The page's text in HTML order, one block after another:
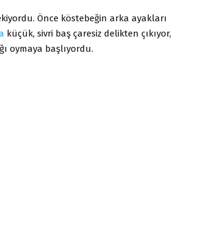
Önce köstebeğin arka ayakları
küçük, sivri baş çaresiz delikten çıkıyor,
oymaya başlıyordu.